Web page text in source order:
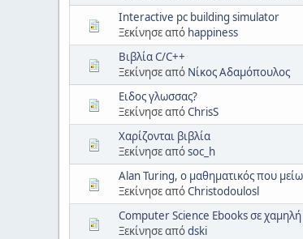
Interactive pc building simulator
Ξεκίνησε από happiness
Βιβλία C/C++
Ξεκίνησε από Νίκος Αδαμόπουλος
Ειδος γλωσσας?
Ξεκίνησε απόChrisS
Χαρίζονται βιβλία
Ξεκίνησε απόsoc_h
Alan Turing, ο μαθηματικός που
Ξεκίνησε απόChristodoulosl
Computer Science Ebooks σε
Ξεκίνησε απόdski